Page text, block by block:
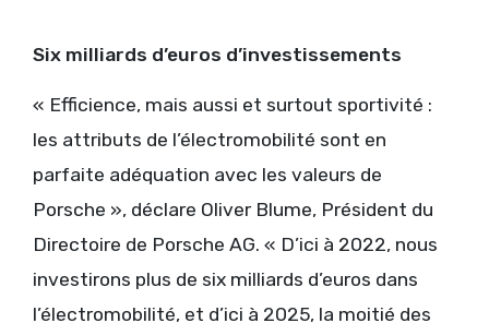
Six milliards d’euros d’investissements
« Efficience, mais aussi et surtout sportivité :
les attributs de l’électromobilité sont en
parfaite adéquation avec les valeurs de
Porsche », déclare Oliver Blume, Président du
Directoire de Porsche AG. « D’ici à 2022, nous
investirons plus de six milliards d’euros dans
l’électromobilité, et d’ici à 2025, la moitié des